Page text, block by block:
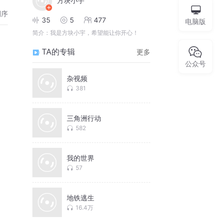
35 5 477
简介： 我是方块小宇，希望能让你开心！
TA的专辑 更多
杂视频
381
三角洲行动
582
我的世界
57
地铁逃生
16.4万
电脑版
公众号